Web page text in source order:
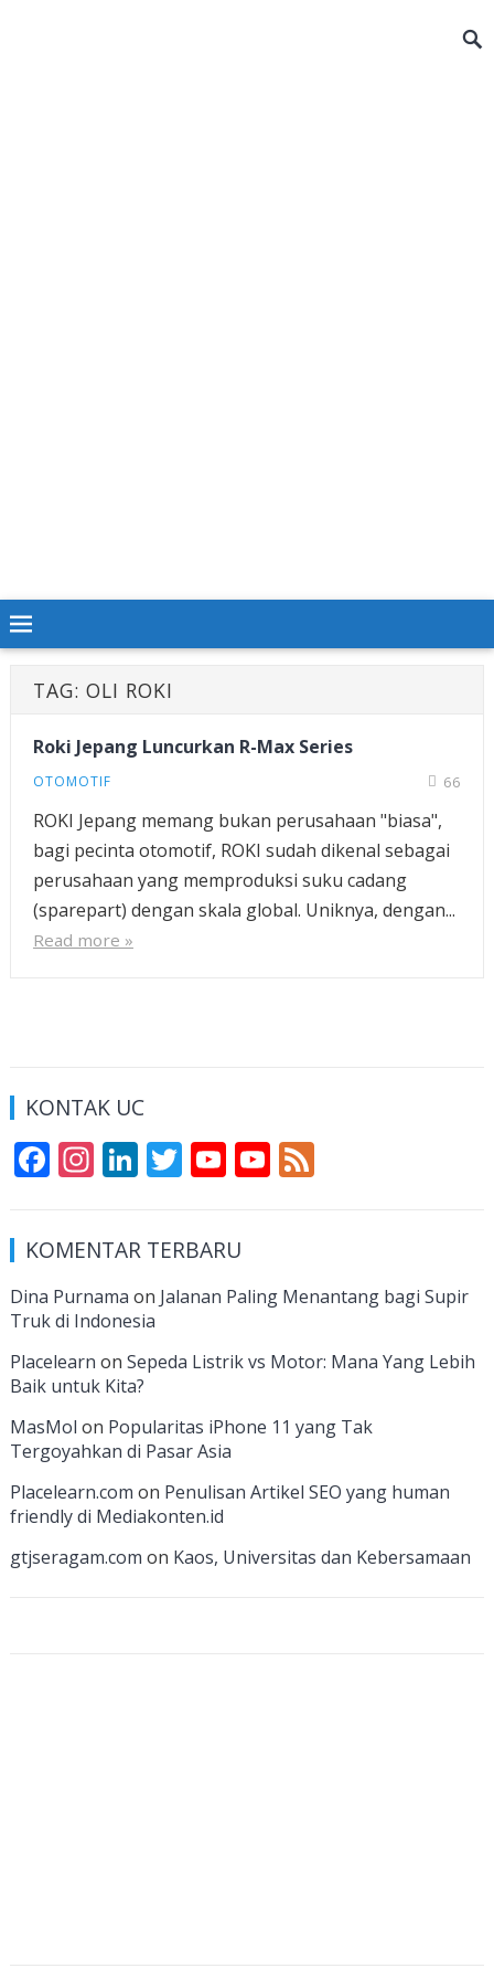
TAG: OLI ROKI
Roki Jepang Luncurkan R-Max Series
OTOMOTIF 66
ROKI Jepang memang bukan perusahaan "biasa",
bagi pecinta otomotif, ROKI sudah dikenal sebagai
perusahaan yang memproduksi suku cadang
(sparepart) dengan skala global. Uniknya, dengan...
Read more »
KONTAK UC
F
e
b
o
o
k
In
a
gr
a
m
Li
k
e
dI
n
T
itt
er
Y
u
T
u
e
Y
u
e
h
a
n
n
F
KOMENTAR TERBARU
Dina Purnama on Jalanan Paling Menantang bagi Supir
Truk di Indonesia
Placelearn on Sepeda Listrik vs Motor: Mana Yang Lebih
Baik untuk Kita?
MasMol on Popularitas iPhone 11 yang Tak
Tergoyahkan di Pasar Asia
Placelearn.com on Penulisan Artikel SEO yang human
friendly di Mediakonten.id
gtjseragam.com on Kaos, Universitas dan Kebersamaan